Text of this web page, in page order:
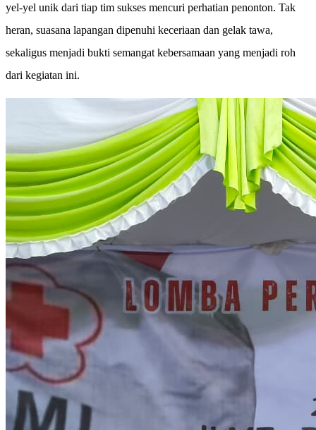
yel-yel unik dari tiap tim sukses mencuri perhatian penonton. Tak
heran, suasana lapangan dipenuhi keceriaan dan gelak tawa,
sekaligus menjadi bukti semangat kebersamaan yang menjadi roh
dari kegiatan ini.